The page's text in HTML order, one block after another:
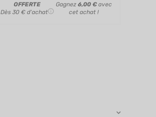
OFFERTE
Dès 30 € d'achat
Gagnez 6,00 €avec
cet achat !